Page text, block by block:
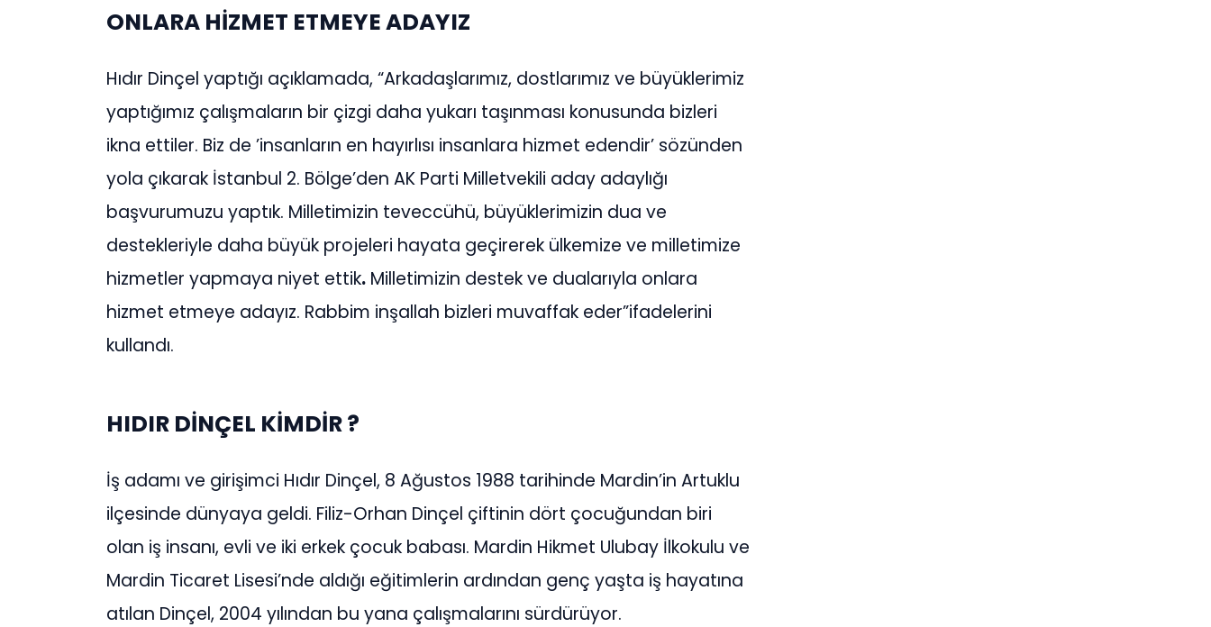
ONLARA HİZMET ETMEYE ADAYIZ
Hıdır Dinçel yaptığı açıklamada, “Arkadaşlarımız, dostlarımız ve büyüklerimiz
yaptığımız çalışmaların bir çizgi daha yukarı taşınması konusunda bizleri
ikna ettiler. Biz de ’insanların en hayırlısı insanlara hizmet edendir’ sözünden
yola çıkarak İstanbul 2. Bölge’den AK Parti Milletvekili aday adaylığı
başvurumuzu yaptık. Milletimizin teveccühü, büyüklerimizin dua ve
destekleriyle daha büyük projeleri hayata geçirerek ülkemize ve milletimize
hizmetler yapmaya niyet ettik. Milletimizin destek ve dualarıyla onlara
hizmet etmeye adayız. Rabbim inşallah bizleri muvaffak eder”ifadelerini
kullandı.
HIDIR DİNÇEL KİMDİR ?
İş adamı ve girişimci Hıdır Dinçel, 8 Ağustos 1988 tarihinde Mardin’in Artuklu
ilçesinde dünyaya geldi. Filiz-Orhan Dinçel çiftinin dört çocuğundan biri
olan iş insanı, evli ve iki erkek çocuk babası. Mardin Hikmet Ulubay İlkokulu ve
Mardin Ticaret Lisesi’nde aldığı eğitimlerin ardından genç yaşta iş hayatına
atılan Dinçel, 2004 yılından bu yana çalışmalarını sürdürüyor.